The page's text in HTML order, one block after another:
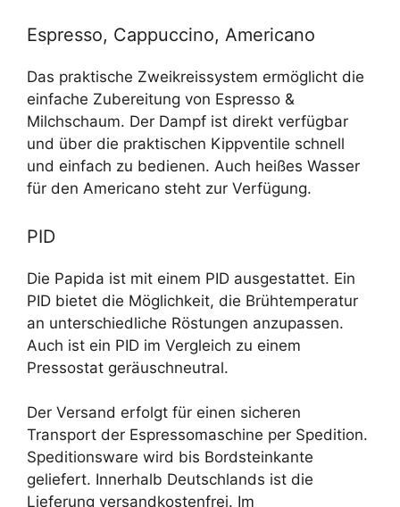
Espresso, Cappuccino, Americano
Das praktische Zweikreissystem ermöglicht die
einfache Zubereitung von Espresso &
Milchschaum. Der Dampf ist direkt verfügbar
und über die praktischen Kippventile schnell
und einfach zu bedienen. Auch heißes Wasser
für den Americano steht zur Verfügung.
PID
Die Papida ist mit einem PID ausgestattet. Ein
PID bietet die Möglichkeit, die Brühtemperatur
an unterschiedliche Röstungen anzupassen.
Auch ist ein PID im Vergleich zu einem
Pressostat geräuschneutral.
Der Versand erfolgt für einen sicheren
Transport der Espressomaschine per Spedition.
Speditionsware wird bis Bordsteinkante
geliefert. Innerhalb Deutschlands ist die
Lieferung versandkostenfrei. Im